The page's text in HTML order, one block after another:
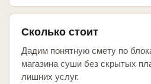
Сколько стоит
Дадим понятную смету по
магазина суши без скрытых
лишних услуг.